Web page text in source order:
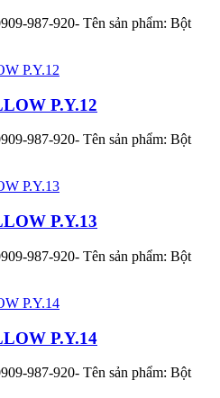
987-920- Tên sản phẩm: Bột
P.Y.12
987-920- Tên sản phẩm: Bột
P.Y.13
987-920- Tên sản phẩm: Bột
P.Y.14
987-920- Tên sản phẩm: Bột